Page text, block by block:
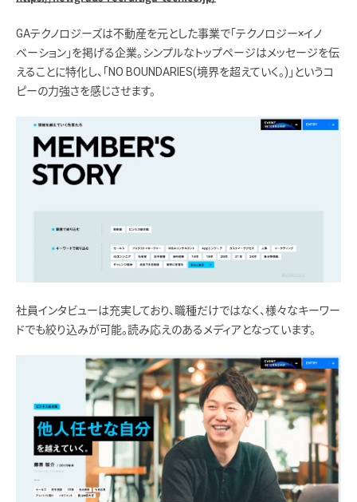
GAテクノロジーズは不動産を元とした事業で「テクノロジー×イノ
ベーション」を掲げる企業。シンプルなトップページはメッセージを伝
えることに特化し、「NO BOUNDARIES(境界を超えていく。)」というコ
ピーの力強さを感じさせます。
社員インタビューは充実しており、職種だけではなく、様々なキーワー
ドでも絞り込みが可能。読み応えのあるメディアとなっています。